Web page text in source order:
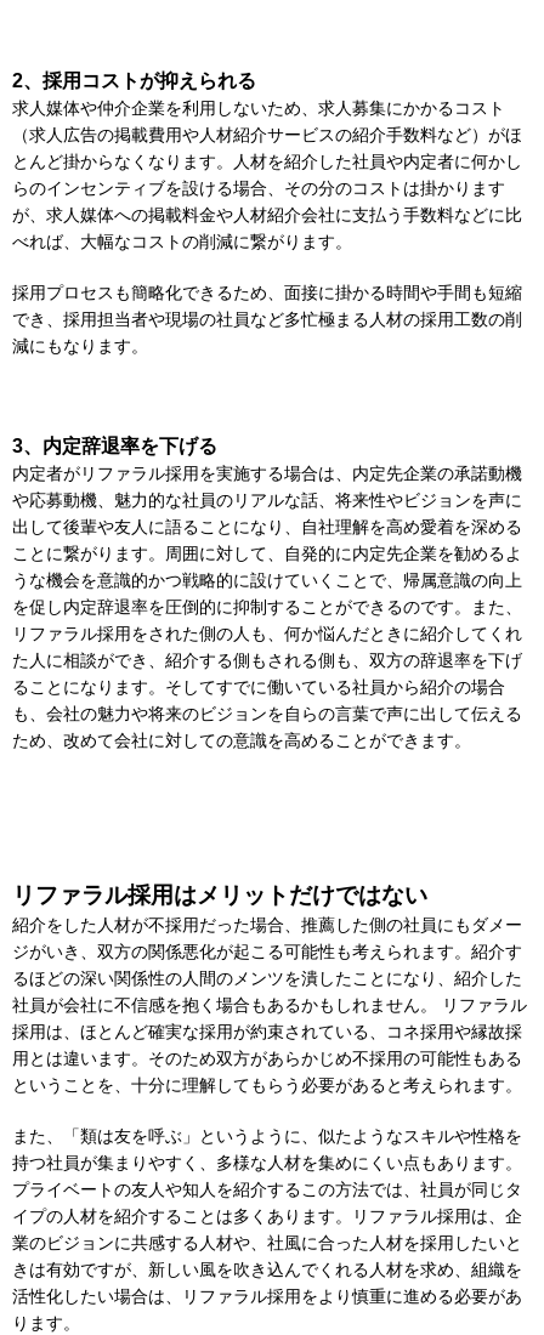
2、採用コストが抑えられる
求人媒体や仲介企業を利用しないため、求人募集にかかるコスト
（求人広告の掲載費用や人材紹介サービスの紹介手数料など）がほ
とんど掛からなくなります。人材を紹介した社員や内定者に何かし
らのインセンティブを設ける場合、その分のコストは掛かります
が、求人媒体への掲載料金や人材紹介会社に支払う手数料などに比
べれば、大幅なコストの削減に繋がります。
採用プロセスも簡略化できるため、面接に掛かる時間や手間も短縮
でき、採用担当者や現場の社員など多忙極まる人材の採用工数の削
減にもなります。
3、内定辞退率を下げる
内定者がリファラル採用を実施する場合は、内定先企業の承諾動機
や応募動機、魅力的な社員のリアルな話、将来性やビジョンを声に
出して後輩や友人に語ることになり、自社理解を高め愛着を深める
ことに繋がります。周囲に対して、自発的に内定先企業を勧めるよ
うな機会を意識的かつ戦略的に設けていくことで、帰属意識の向上
を促し内定辞退率を圧倒的に抑制することができるのです。また、
リファラル採用をされた側の人も、何か悩んだときに紹介してくれ
た人に相談ができ、紹介する側もされる側も、双方の辞退率を下げ
ることになります。そしてすでに働いている社員から紹介の場合
も、会社の魅力や将来のビジョンを自らの言葉で声に出して伝える
ため、改めて会社に対しての意識を高めることができます。
リファラル採用はメリットだけではない
紹介をした人材が不採用だった場合、推薦した側の社員にもダメー
ジがいき、双方の関係悪化が起こる可能性も考えられます。紹介す
るほどの深い関係性の人間のメンツを潰したことになり、紹介した
社員が会社に不信感を抱く場合もあるかもしれません。 リファラル
採用は、ほとんど確実な採用が約束されている、コネ採用や縁故採
用とは違います。そのため双方があらかじめ不採用の可能性もある
ということを、十分に理解してもらう必要があると考えられます。
また、「類は友を呼ぶ」というように、似たようなスキルや性格を
持つ社員が集まりやすく、多様な人材を集めにくい点もあります。
プライベートの友人や知人を紹介するこの方法では、社員が同じタ
イプの人材を紹介することは多くあります。リファラル採用は、企
業のビジョンに共感する人材や、社風に合った人材を採用したいと
きは有効ですが、新しい風を吹き込んでくれる人材を求め、組織を
活性化したい場合は、リファラル採用をより慎重に進める必要があ
ります。